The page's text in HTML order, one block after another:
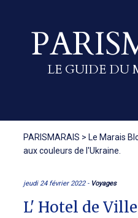
LE GUIDE DU
PARISMARAIS > Le Marais
aux couleurs de l'Ukraine.
jeudi 24 février 2022 - Voyages
L' Hotel de